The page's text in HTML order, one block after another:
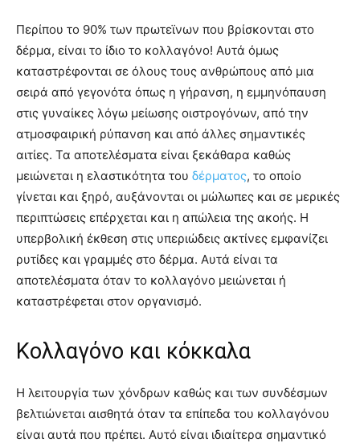
Περίπου το 90% των πρωτεϊνων που βρίσκονται στο
δέρμα, είναι το ίδιο το κολλαγόνο! Αυτά όμως
καταστρέφονται σε όλους τους ανθρώπους από μια
σειρά από γεγονότα όπως η γήρανση, η εμμηνόπαυση
στις γυναίκες λόγω μείωσης οιστρογόνων, από την
ατμοσφαιρική ρύπανση και από άλλες σημαντικές
αιτίες. Τα αποτελέσματα είναι ξεκάθαρα καθώς
μειώνεται η ελαστικότητα του δέρματος, το οποίο
γίνεται και ξηρό, αυξάνονται οι μώλωπες και σε μερικές
περιπτώσεις επέρχεται και η απώλεια της ακοής. Η
υπερβολική έκθεση στις υπεριώδεις ακτίνες εμφανίζει
ρυτίδες και γραμμές στο δέρμα. Αυτά είναι τα
αποτελέσματα όταν το κολλαγόνο μειώνεται ή
καταστρέφεται στον οργανισμό.
Κολλαγόνο και κόκκαλα
Η λειτουργία των χόνδρων καθώς και των συνδέσμων
βελτιώνεται αισθητά όταν τα επίπεδα του κολλαγόνου
είναι αυτά που πρέπει. Αυτό είναι ιδιαίτερα σημαντικό